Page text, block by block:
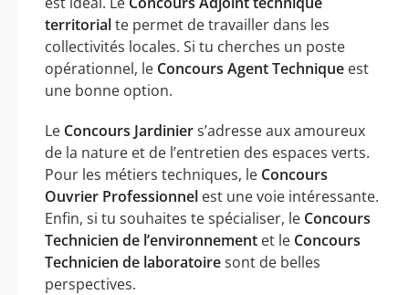
territorialte permet de travailler dans les
collectivités locales. Si tu cherches un poste
opérationnel, le Concours Agent Technique est
une bonne option.
Le Concours Jardiniers’adresse aux amoureux
de la nature et de l’entretien des espaces verts.
Pour les métiers techniques, le Concours
Ouvrier Professionnel est une voie intéressante.
Enfin, si tu souhaites te spécialiser, le Concours
Technicien de l’environnement et le Concours
Technicien de laboratoiresont de belles
perspectives.